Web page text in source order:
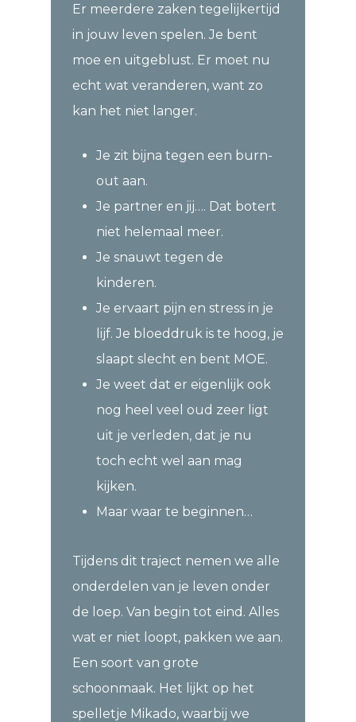
Er meerdere zaken tegelijkertijd
in jouw leven spelen. Je bent
moe en uitgeblust. Er moet nu
echt wat veranderen, want zo
kan het niet langer.
Je zit bijna tegen een burn-
out aan.
Je partner en jij…. Dat botert
niet helemaal meer.
Je snauwt tegen de
kinderen.
Je ervaart pijn en stress in je
lijf. Je bloeddruk is te hoog, je
slaapt slecht en bent MOE.
Je weet dat er eigenlijk ook
nog heel veel oud zeer ligt
uit je verleden, dat je nu
toch echt wel aan mag
kijken.
Maar waar te beginnen…
Tijdens dit traject nemen we alle
onderdelen van je leven onder
de loep. Van begin tot eind. Alles
wat er niet loopt, pakken we aan.
Een soort van grote
schoonmaak. Het lijkt op het
spelletje Mikado, waarbij we